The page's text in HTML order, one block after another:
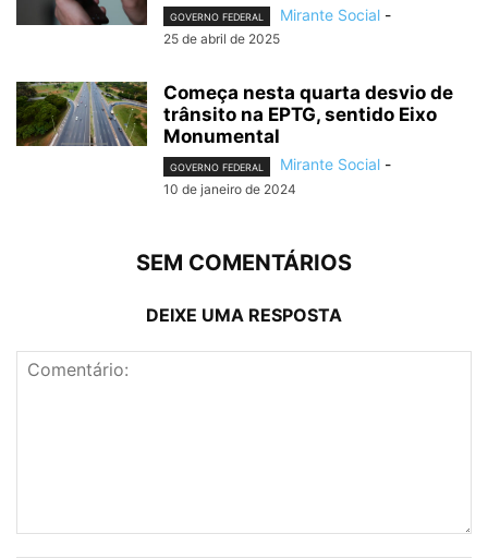
GOVERNO FEDERAL Mirante Social -
25 de abril de 2025
Começa nesta quarta desvio de
trânsito na EPTG, sentido Eixo
Monumental
GOVERNO FEDERAL Mirante Social -
10 de janeiro de 2024
SEM COMENTÁRIOS
DEIXE UMA RESPOSTA